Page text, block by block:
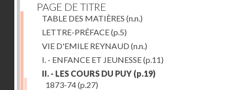
PAGE DE TITRE
TABLE DES MATIÈRES (n.n.)
LETTRE-PRÉFACE(p.5)
VIE D'EMILE REYNAUD (n.n.)
I. - ENFANCE ET JEUNESSE(p.11)
II. - LES COURS DU PUY (p.19)
1873-74(p.27)